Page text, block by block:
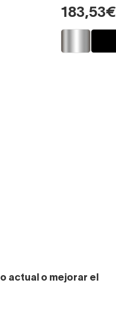
183,53€
actual o mejorar el